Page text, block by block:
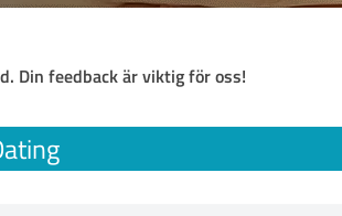
Din feedback är viktig för oss!